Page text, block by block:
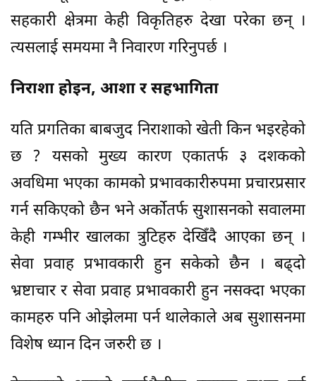
सहकारी क्षेत्रमा केही विकृतिहरु देखा परेका छन् ।
त्यसलाई समयमा नै निवारण गरिनुपर्छ ।
निराशा होइन, आशा र सहभागिता
यति प्रगतिका बाबजुद निराशाको खेती किन भइरहेको
छ ? यसको मुख्य कारण एकातर्फ ३ दशकको
अवधिमा भएका कामको प्रभावकारीरुपमा प्रचारप्रसार
गर्न सकिएको छैन भने अर्कोतर्फ सुशासनको सवालमा
केही गम्भीर खालका त्रुटिहरु देखिँदै आएका छन् ।
सेवा प्रवाह प्रभावकारी हुन सकेको छैन । बढ्दो
भ्रष्टाचार र सेवा प्रवाह प्रभावकारी हुन नसक्दा भएका
कामहरु पनि ओझेलमा पर्न थालेकाले अब सुशासनमा
विशेष ध्यान दिन जरुरी छ ।